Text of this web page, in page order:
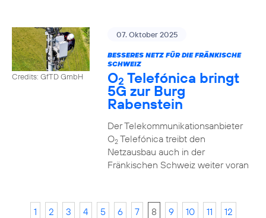
Credits: GfTD GmbH
07. Oktober 2025
BESSERES NETZ FÜR DIE FRÄNKISCHE
SCHWEIZ
O2 Telefónica bringt
5G zur Burg
Rabenstein
Der Telekommunikationsanbieter
O2Telefónica treibt den
Netzausbau auch in der
Fränkischen Schweiz weiter voran
1 2 3 4 5 6 7 8 9 10 11
12